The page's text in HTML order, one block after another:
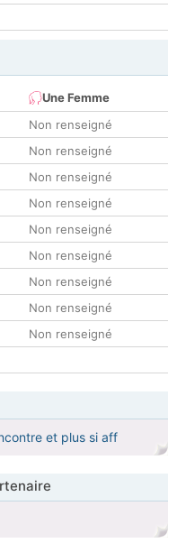
Une Femme
Non renseigné
Non renseigné
Non renseigné
Non renseigné
Non renseigné
Non renseigné
Non renseigné
Non renseigné
Non renseigné
et plus si aff